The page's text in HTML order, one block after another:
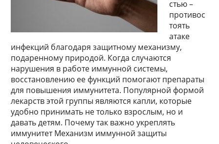
стью –
противос
тоять
атаке
инфекций благодаря защитному механизму,
подаренному природой. Когда случаются
нарушения в работе иммунной системы,
восстановлению ее функций помогают препараты
для повышения иммунитета. Популярной формой
лекарств этой группы являются капли, которые
удобно принимать не только взрослым, но и
давать детям. Почему так важно укреплять
иммунитет Механизм иммунной защиты